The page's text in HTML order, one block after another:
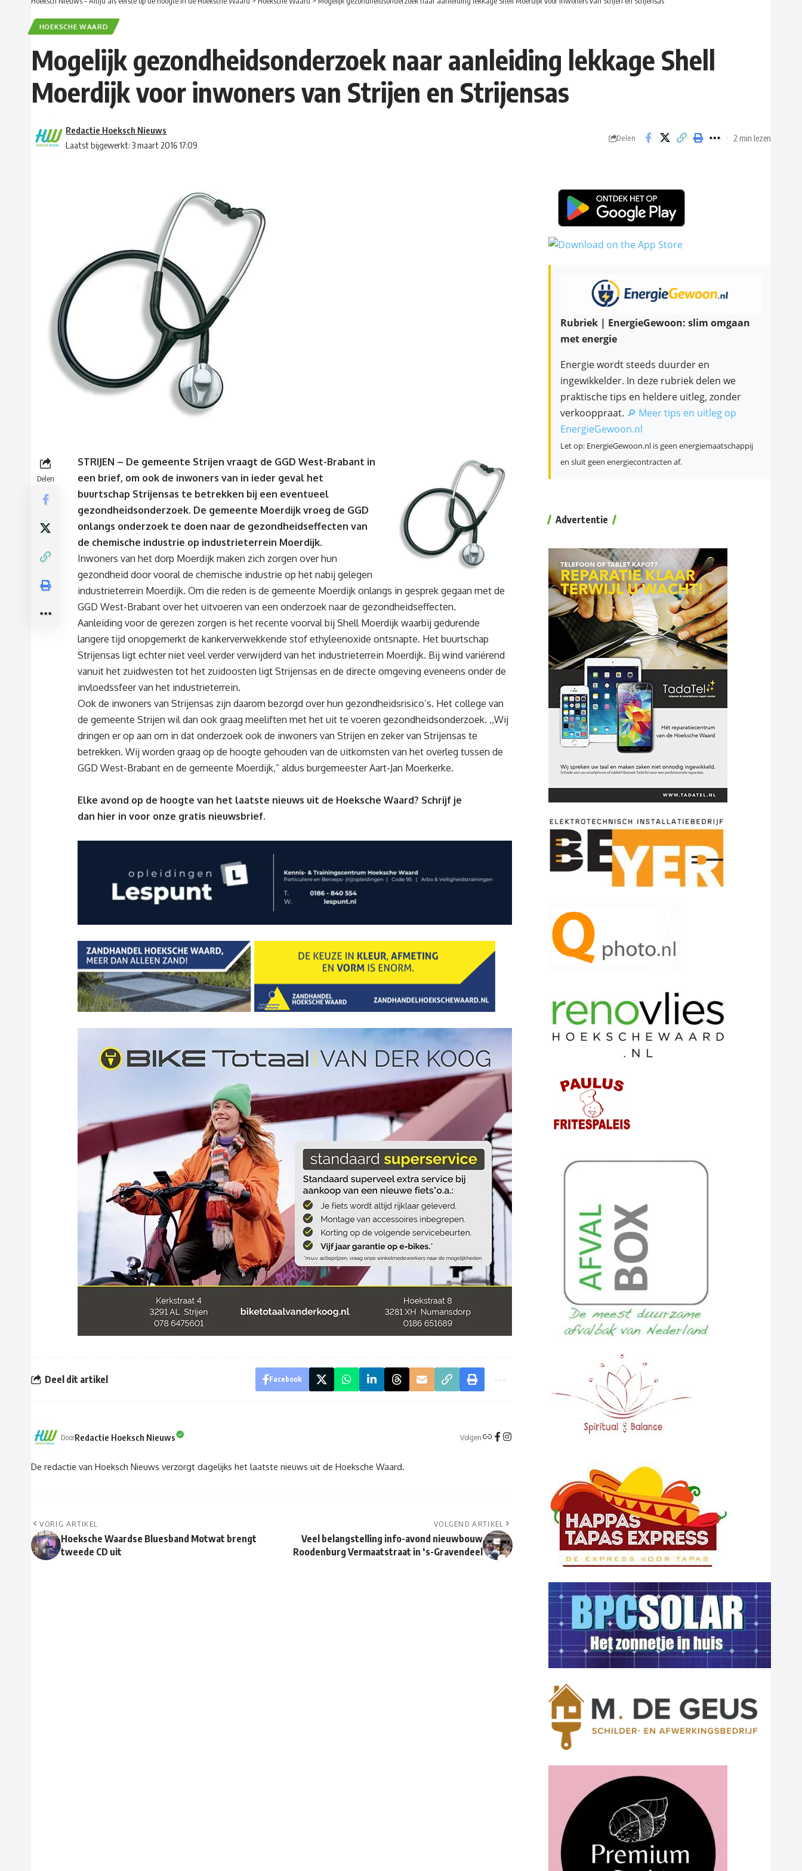
HOEKSCHE WAARD
Mogelijk gezondheidsonderzoek naar aanleiding lekkage Shell
Moerdijk voor inwoners van Strijen en Strijensas
Laatst bijgewerkt: 3 maart 2016 17:09
Redactie Hoeksch Nieuws
Delen 2 min lezen
Delen
STRIJEN – De gemeente Strijen vraagt de GGD West-Brabant in
een brief, om ook de inwoners van in ieder geval het
buurtschap Strijensas te betrekken bij een eventueel
gezondheidsonderzoek. De gemeente Moerdijk vroeg de GGD
onlangs onderzoek te doen naar de gezondheidseffecten van
de chemische industrie op industrieterrein Moerdijk.
Inwoners van het dorp Moerdijk maken zich zorgen over hun
gezondheid door vooral de chemische industrie op het nabij gelegen
industrieterrein Moerdijk. Om die reden is de gemeente Moerdijk onlangs in gesprek gegaan met de
GGD West-Brabant over het uitvoeren van een onderzoek naar de gezondheidseffecten.
Aanleiding voor de gerezen zorgen is het recente voorval bij Shell Moerdijk waarbij gedurende
langere tijd onopgemerkt de kankerverwekkende stof ethyleenoxide ontsnapte. Het buurtschap
Strijensas ligt echter niet veel verder verwijderd van het industrieterrein Moerdijk. Bij wind variërend
vanuit het zuidwesten tot het zuidoosten ligt Strijensas en de directe omgeving eveneens onder de
invloedssfeer van het industrieterrein.
Ook de inwoners van Strijensas zijn daarom bezorgd over hun gezondheidsrisico’s. Het college van
de gemeente Strijen wil dan ook graag meeliften met het uit te voeren gezondheidsonderzoek. ,,Wij
dringen er op aan om in dat onderzoek ook de inwoners van Strijen en zeker van Strijensas te
betrekken. Wij worden graag op de hoogte gehouden van de uitkomsten van het overleg tussen de
GGD West-Brabant en de gemeente Moerdijk,” aldus burgemeester Aart-Jan Moerkerke.
Elke avond op de hoogte van het laatste nieuws uit de Hoeksche Waard? Schrijf je
dan hier in voor onze gratis nieuwsbrief.
Deel dit artikel Facebook
DoorRedactie Hoeksch Nieuws Volgen
De redactie van Hoeksch Nieuws verzorgt dagelijks het laatste nieuws uit de Hoeksche Waard.
VORIG ARTIKEL
Hoeksche Waardse Bluesband Motwat brengt
tweede CD uit
VOLGEND ARTIKEL
Veel belangstelling info-avond nieuwbouw
Roodenburg Vermaatstraat in ‘s-Gravendeel
Rubriek | EnergieGewoon: slim omgaan
met energie
Energie wordt steeds duurder en
ingewikkelder. In deze rubriek delen we
praktische tips en heldere uitleg, zonder
verkooppraat. 🔎 Meer tips en uitleg op
EnergieGewoon.nl
Let op: EnergieGewoon.nl is geen energiemaatschappij
en sluit geen energiecontracten af.
Advertentie